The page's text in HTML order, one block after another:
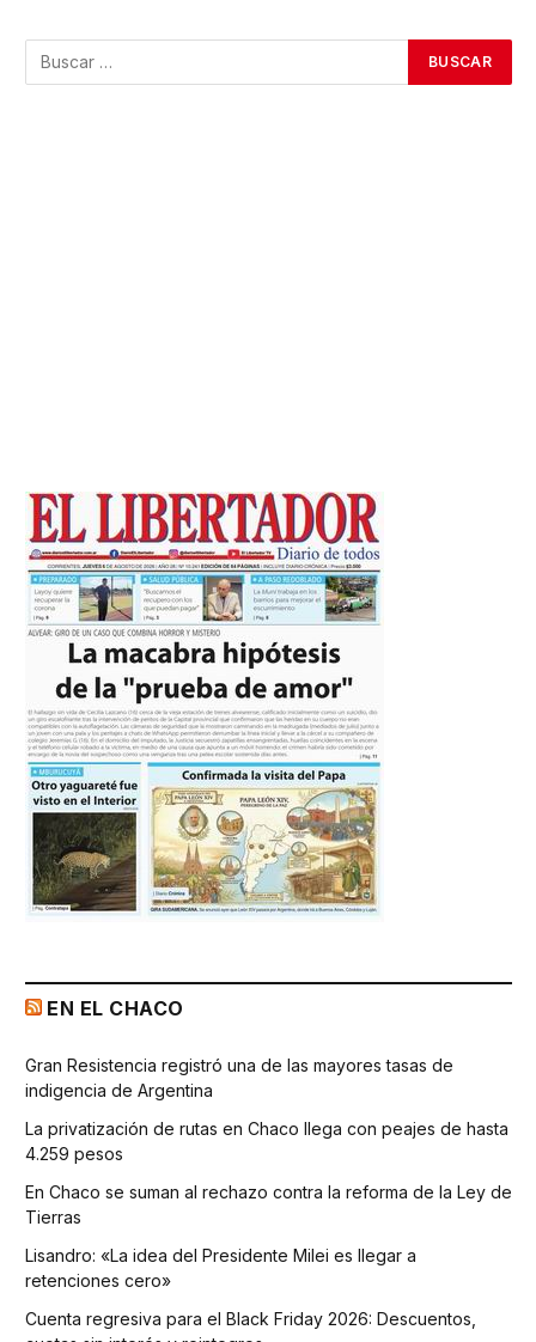
EN EL CHACO
Gran Resistencia registró una de las mayores tasas de
indigencia de Argentina
La privatización de rutas en Chaco llega con peajes de hasta
4.259 pesos
En Chaco se suman al rechazo contra la reforma de la Ley de
Tierras
Lisandro: «La idea del Presidente Milei es llegar a
retenciones cero»
Cuenta regresiva para el Black Friday 2026: Descuentos,